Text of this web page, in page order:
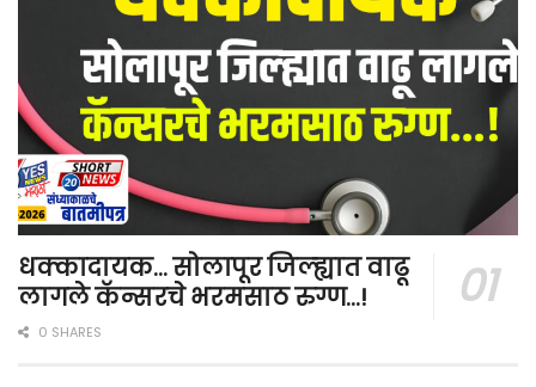
धक्कादायक… सोलापूर जिल्ह्यात वाढू
लागले कॅन्सरचे भरमसाठ रुग्ण…!
0 SHARES